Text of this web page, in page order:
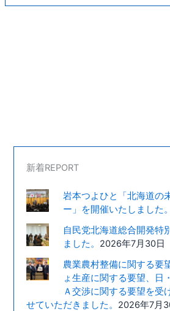
新着REPORT
岩本つよひと「北海道の
ー」を開催いたしました。
自民党北海道総合開発特
ました。 2026年7月30日
農業農村整備に関する要
ょ生産に関する要望、日
Ａ交渉に関する要望を受
せていただきました。 2026年7月